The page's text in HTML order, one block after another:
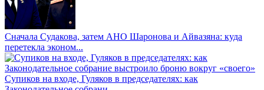
Сначала Судакова, затем АНО Шаронова и Айвазяна: куда
перетекла эконом...
Супиков на входе, Гуляков в председателях: как